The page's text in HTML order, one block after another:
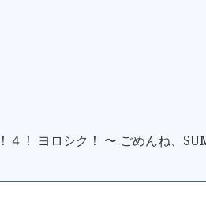
４！ ヨロシク！ 〜 ごめんね、